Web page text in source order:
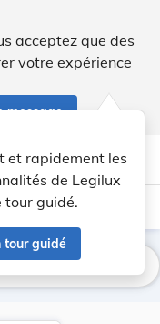
acceptez que des
votre expérience
message
Aide
et rapidement les
de Legilux
tour guidé.
tour guidé
light_mode dark_mode